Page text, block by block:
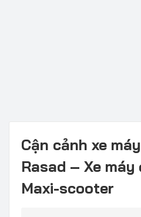
Cận cảnh xe
Rasad – Xe
Maxi-scooter